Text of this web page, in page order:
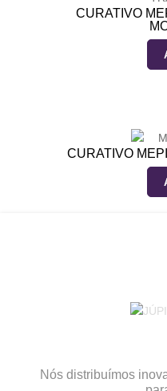
CURATIVO
CURATIVO
Nós distribuímos